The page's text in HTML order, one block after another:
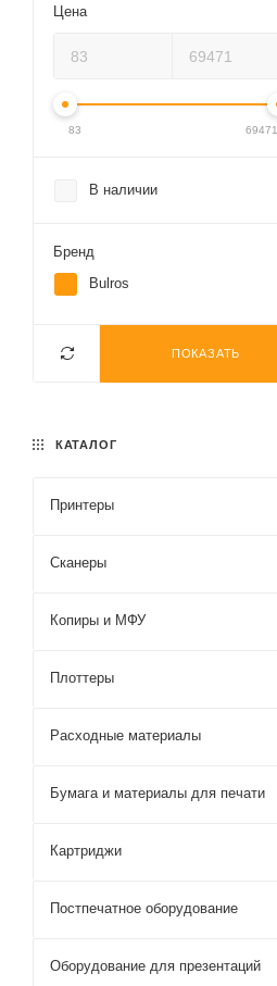
Цена
83 69471
В наличии
Бренд
Bulros
ПОКАЗАТЬ
КАТАЛОГ
Принтеры
Сканеры
Копиры и МФУ
Плоттеры
Расходные материалы
Бумага и материалы для печати
Картриджи
Постпечатное оборудование
Оборудование для презентаций